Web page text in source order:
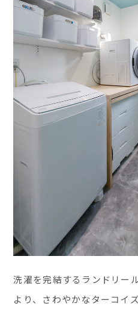
洗濯を完結するランドリー
より、さわやかなターコイ